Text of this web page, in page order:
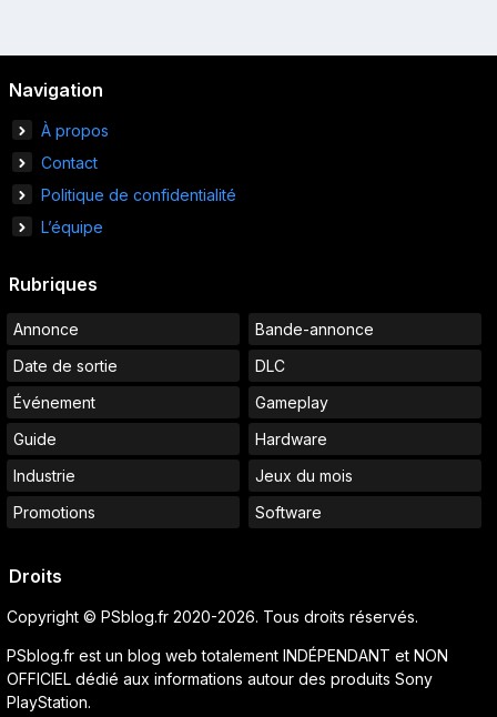
Navigation
À propos
Contact
Politique de confidentialité
L’équipe
Rubriques
Annonce
Bande-annonce
Date de sortie
DLC
Événement
Gameplay
Guide
Hardware
Industrie
Jeux du mois
Promotions
Software
Droits
Copyright © PSblog.fr 2020-2026. Tous droits réservés.
PSblog.fr est un blog web totalement INDÉPENDANT et NON
OFFICIEL dédié aux informations autour des produits Sony
PlayStation.